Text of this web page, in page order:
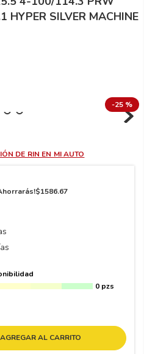
HYPER SILVER MACHINE
-25 %
DE RIN EN MI AUTO
$1586.67
0 pzs
AGREGAR AL CARRITO
3.225